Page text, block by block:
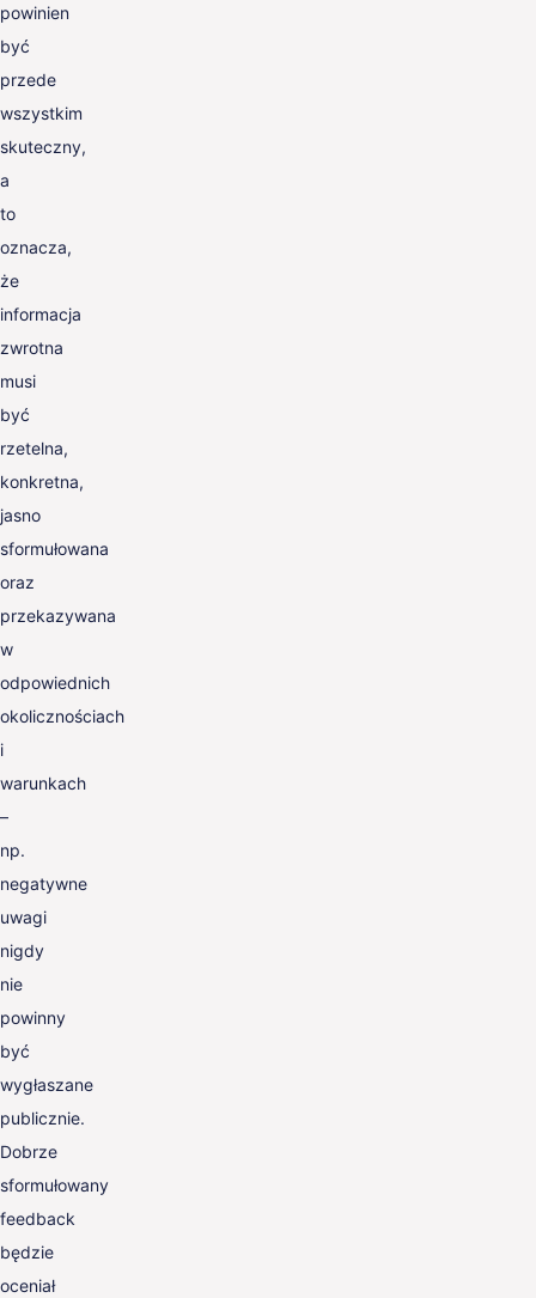
powinien
być
przede
wszystkim
skuteczny,
a
to
oznacza,
że
informacja
zwrotna
musi
być
rzetelna,
konkretna,
jasno
sformułowana
oraz
przekazywana
w
odpowiednich
okolicznościach
i
warunkach
–
np.
negatywne
uwagi
nigdy
nie
powinny
być
wygłaszane
publicznie.
Dobrze
sformułowany
feedback
będzie
oceniał